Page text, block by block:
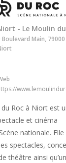
- Le Moulin
Boulevard Main, 79000
Roc à Niort est
et cinéma
nationale. Elle
spectacles,
théâtre ainsi